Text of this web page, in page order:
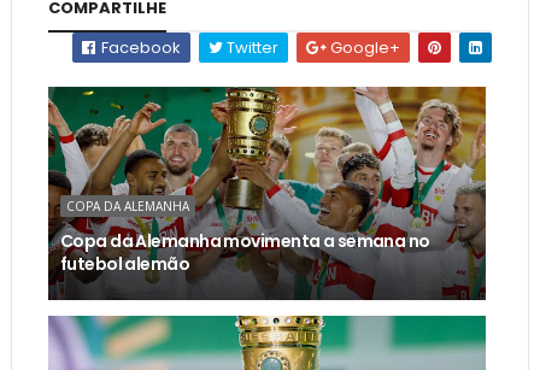
COMPARTILHE
Facebook
Twitter Google+
COPA DA ALEMANHA
Copa da Alemanha movimenta a semana no
futebol alemão